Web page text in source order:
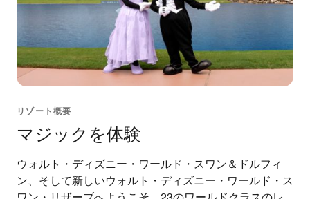
リゾート概要
マジックを体験
ウォルト・ディズニー・ワールド・スワン＆ドルフィ
ン、そして新しいウォルト・ディズニー・ワールド・ス